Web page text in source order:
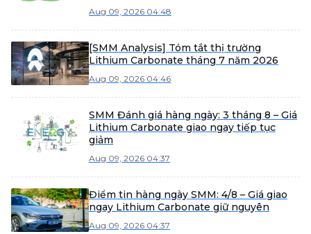
Aug 09, 2026 04:48
[SMM Analysis] Tóm tắt thị trường
Lithium Carbonate tháng 7 năm 2026
Aug 09, 2026 04:46
SMM Đánh giá hàng ngày: 3 tháng 8 – Giá
Lithium Carbonate giao ngay tiếp tục
giảm
Aug 09, 2026 04:37
Điểm tin hàng ngày SMM: 4/8 – Giá giao
ngay Lithium Carbonate giữ nguyên
Aug 09, 2026 04:37